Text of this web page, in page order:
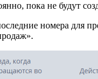
пока не будут
номера для